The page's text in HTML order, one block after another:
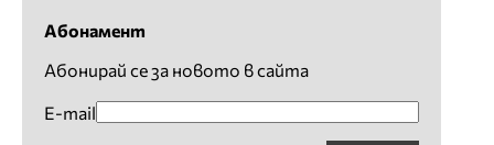
Абонамент
Абонирай се за новото в сайта
E-mail